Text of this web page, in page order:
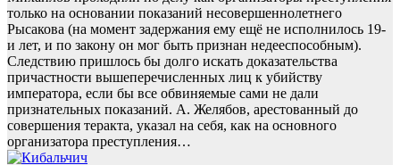
только на основании показаний несовершеннолетнего
Рысакова (на момент задержания ему ещё не исполнилось 19-
и лет, и по закону он мог быть признан недееспособным).
Следствию пришлось бы долго искать доказательства
причастности вышеперечисленных лиц к убийству
императора, если бы все обвиняемые сами не дали
признательных показаний. А. Желябов, арестованный до
совершения теракта, указал на себя, как на основного
организатора преступления…